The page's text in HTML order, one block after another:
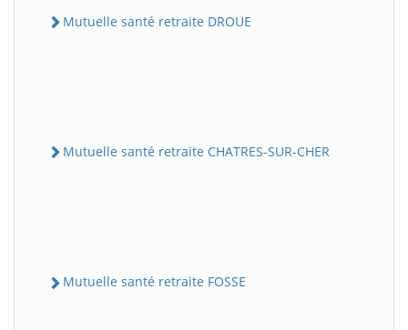
Mutuelle santé retraite DROUE
Mutuelle santé retraite CHATRES-SUR-CHER
Mutuelle santé retraite FOSSE